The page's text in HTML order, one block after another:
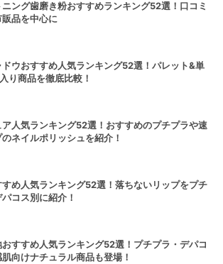
ング歯磨き粉おすすめランキング52選！口コミ
品を中心に
ドウおすすめ人気ランキング52選！パレット&単
り商品を徹底比較！
ア人気ランキング52選！おすすめのプチプラや速
ネイルポリッシュを紹介！
すめ人気ランキング52選！落ちないリップをプチ
コス別に紹介！
すすめ人気ランキング52選！プチプラ・デパコ
向けナチュラル商品も登場！